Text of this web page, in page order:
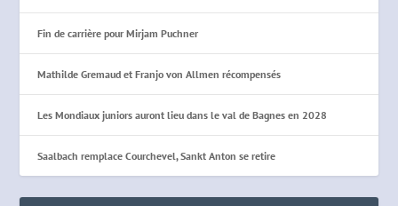
Fin de carrière pour Mirjam Puchner
Mathilde Gremaud et Franjo von Allmen récompensés
Les Mondiaux juniors auront lieu dans le val de Bagnes en 2028
Saalbach remplace Courchevel, Sankt Anton se retire